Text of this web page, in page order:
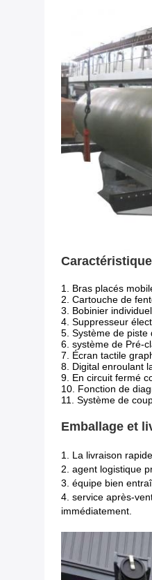
1. Bras placés
2. Cartouche de
3. Bobinier
4. Suppresseur
5. Système de piste
6. système de Pré-
7. Écran tactile
8. Digital enroulant
9. En circuit fermé
10. Fonction de
11. Système de
Emballage et
1. La livraison
2. agent logistique
3. équipe bien
4. service après-
immédiatement.